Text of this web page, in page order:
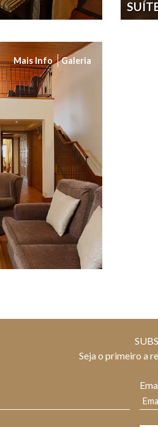
Mais Info Galeria
Seja o primeiro a